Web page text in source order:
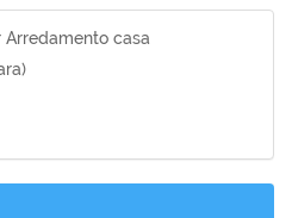
Arredamento casa